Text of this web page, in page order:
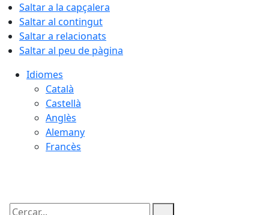
Saltar a la capçalera
Saltar al contingut
Saltar a relacionats
Saltar al peu de pàgina
Idiomes
Català
Castellà
Anglès
Alemany
Francès